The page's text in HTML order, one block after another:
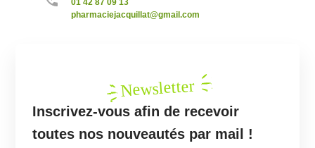
pharmaciejacquillat@gmail.com
Newsletter
Inscrivez-vous afin de recevoir
toutes nos nouveautés par mail !